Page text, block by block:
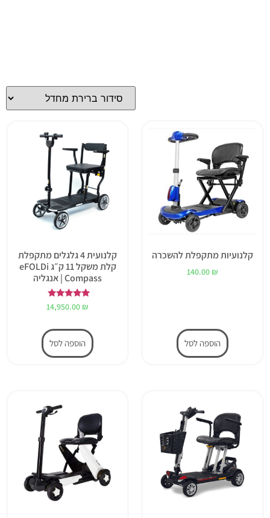
קלנועיות מתקפלת להשכרה
140.00 ₪
הוספה לסל
קלנועית 4 גלגלים מתקפלת
קלת משקל 11 ק״ג eFOLDi
Compass | אנגליה
דורג
5.00
14,950.00 ₪
הוספה לסל